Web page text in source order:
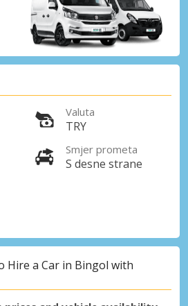
Valuta
TRY
Smjer prometa
S desne strane
Hire a Car in Bingol with